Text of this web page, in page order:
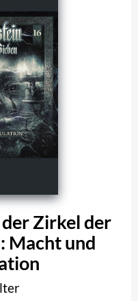
Zirkel der
Macht und